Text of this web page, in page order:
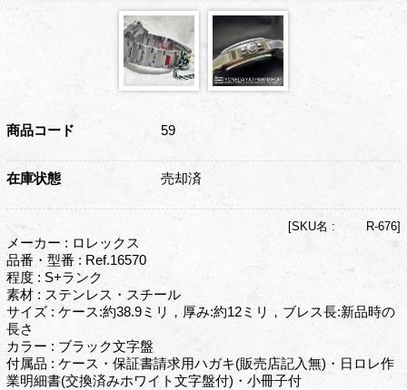
商品コード 59
在庫状態 売却済
[SKU名 : R-676]
メーカー : ロレックス
品番・型番 : Ref.16570
程度 : S+ランク
素材 : ステンレス・スチール
サイズ : ケース:約38.9ミリ，厚み:約12ミリ，ブレス長:新品時の
長さ
カラー : ブラック文字盤
付属品 : ケース・保証書請求用ハガキ(販売店記入無)・日ロレ作
業明細書(交換済みホワイト文字盤付)・小冊子付